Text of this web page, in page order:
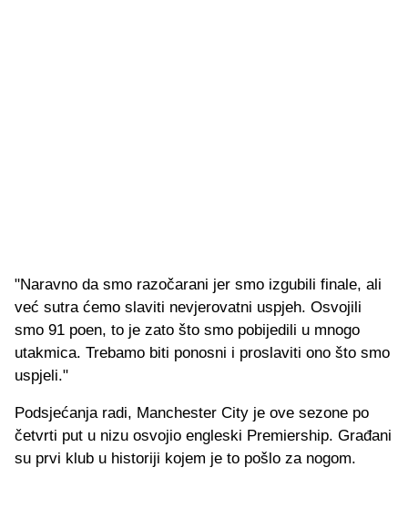
"Naravno da smo razočarani jer smo izgubili finale, ali
već sutra ćemo slaviti nevjerovatni uspjeh. Osvojili
smo 91 poen, to je zato što smo pobijedili u mnogo
utakmica. Trebamo biti ponosni i proslaviti ono što smo
uspjeli."
Podsjećanja radi, Manchester City je ove sezone po
četvrti put u nizu osvojio engleski Premiership. Građani
su prvi klub u historiji kojem je to pošlo za nogom.